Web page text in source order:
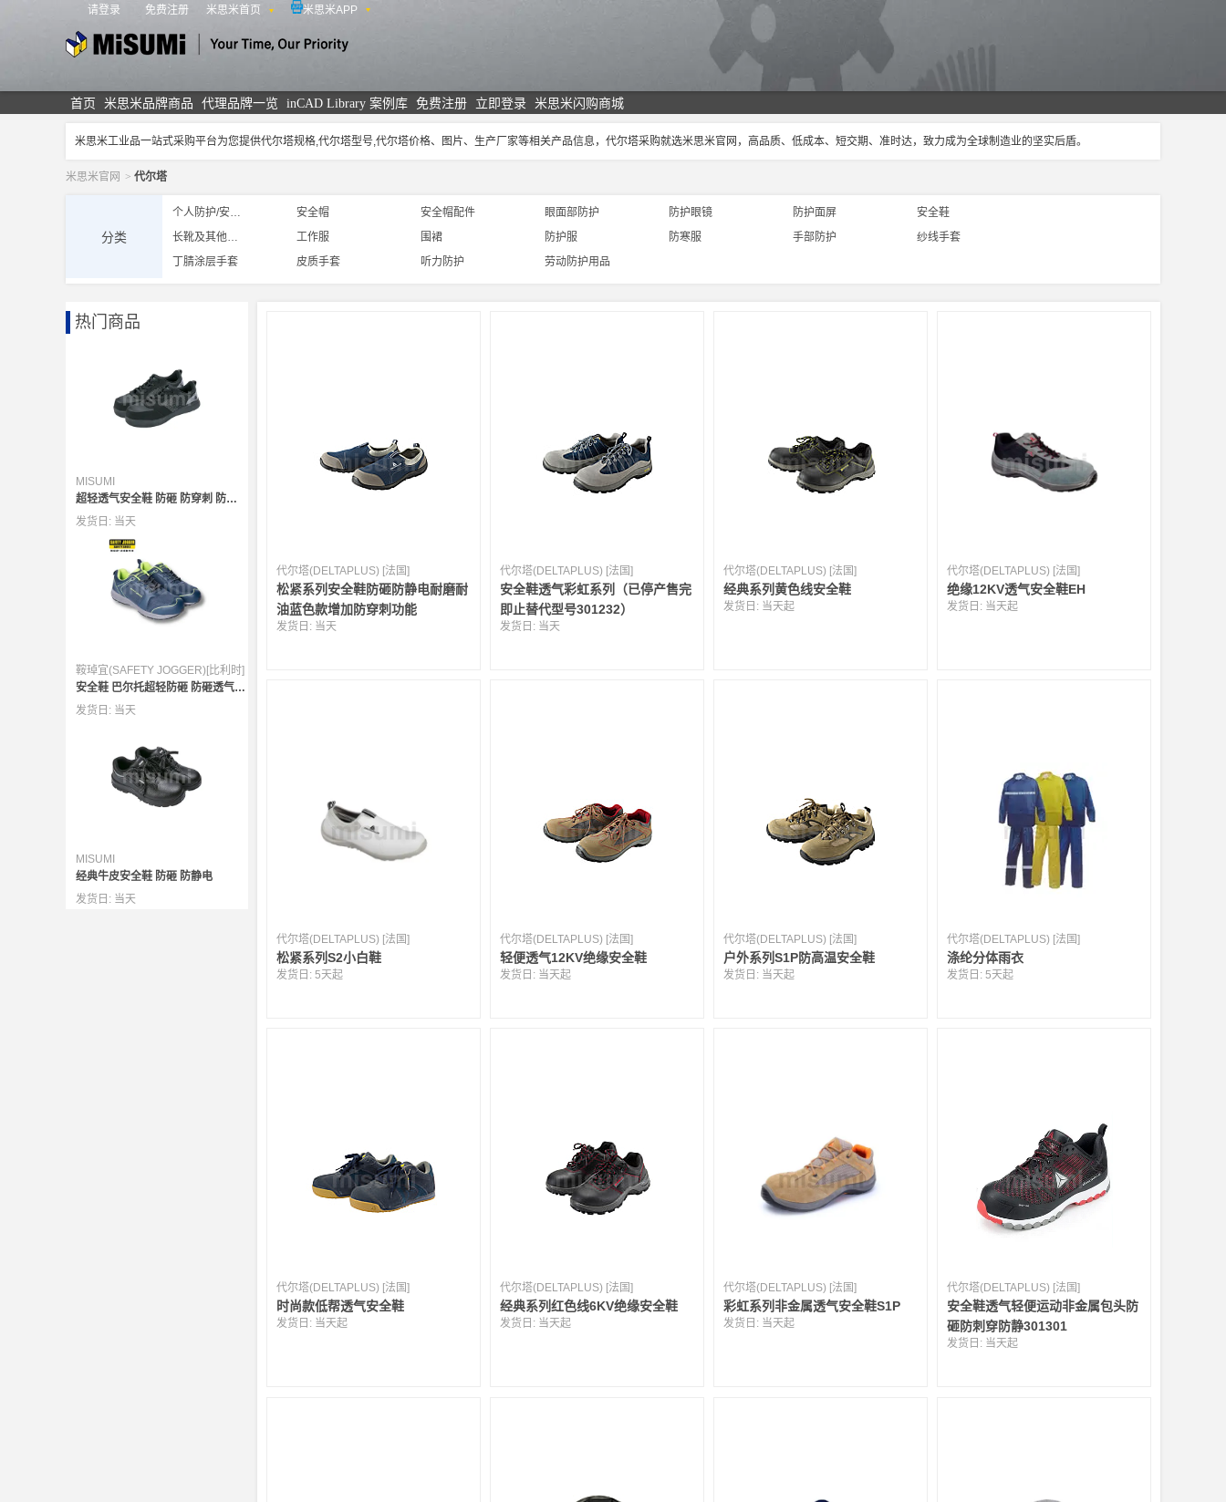
请登录 免费注册 米思米首页 米思米APP
首页 米思米品牌商品 代理品牌一览 inCAD Library 案例库 免费注册 立即登录 米思米闪购商城
米思米工业品一站式采购平台为您提供代尔塔规格,代尔塔型号,代尔塔价格、图片、生产厂家等相关产品信息，代尔塔采购就选米思米官网，高品质、低成本、短交期、准时达，致力成为全球制造业的坚实后盾。
米思米官网 > 代尔塔
分类
个人防护/安全防护 安全帽 安全帽配件 眼面部防护 防护眼镜 防护面屏
安全鞋
长靴及其他产品
工作服 围裙 防护服 防寒服 手部防护
纱线手套
丁腈涂层手套
皮质手套 听力防护 劳动防护用品
热门商品
MISUMI
超轻透气安全鞋 防砸 防穿刺 防静电
发货日: 当天
鞍琸宜(SAFETY JOGGER)[比利时]
安全鞋 巴尔托超轻防砸 防砸透气防滑轻量 BALTO
发货日: 当天
MISUMI
经典牛皮安全鞋 防砸 防静电
发货日: 当天
代尔塔(DELTAPLUS) [法国]
松紧系列安全鞋防砸防静电耐磨耐
油蓝色款增加防穿刺功能
发货日: 当天
代尔塔(DELTAPLUS) [法国]
安全鞋透气彩虹系列（已停产售完
即止替代型号301232）
发货日: 当天
代尔塔(DELTAPLUS) [法国]
经典系列黄色线安全鞋
发货日: 当天起
代尔塔(DELTAPLUS) [法国]
绝缘12KV透气安全鞋EH
发货日: 当天起
代尔塔(DELTAPLUS) [法国]
松紧系列S2小白鞋
发货日:5天起
代尔塔(DELTAPLUS) [法国]
轻便透气12KV绝缘安全鞋
发货日: 当天起
代尔塔(DELTAPLUS) [法国]
户外系列S1P防高温安全鞋
发货日: 当天起
代尔塔(DELTAPLUS) [法国]
涤纶分体雨衣
发货日:5天起
代尔塔(DELTAPLUS) [法国]
时尚款低帮透气安全鞋
发货日: 当天起
代尔塔(DELTAPLUS) [法国]
经典系列红色线6KV绝缘安全鞋
发货日: 当天起
代尔塔(DELTAPLUS) [法国]
彩虹系列非金属透气安全鞋S1P
发货日: 当天起
代尔塔(DELTAPLUS) [法国]
安全鞋透气轻便运动非金属包头防
砸防刺穿防静301301
发货日: 当天起